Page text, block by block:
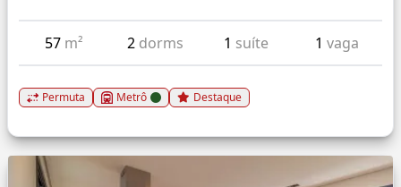
57 m² 2 dorms 1 suíte 1 vaga
Permuta Metrô Destaque